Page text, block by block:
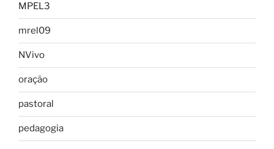
MPEL3
mrel09
NVivo
oração
pastoral
pedagogia